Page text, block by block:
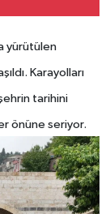
yürütülen
Karayolları
tarihini
önüne seriyor.